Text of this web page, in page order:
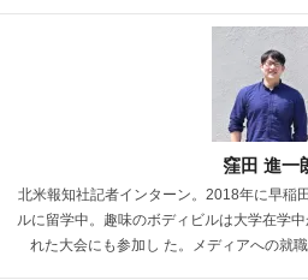
窪田 進一
北米報知社記者インターン。2018年に早稲
ルに留学中。趣味のボディビルは大学在学
れた大会にも参加し た。メディアへの就